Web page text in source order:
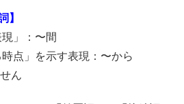
】
」：〜間
点」を示す表現：〜から
ん